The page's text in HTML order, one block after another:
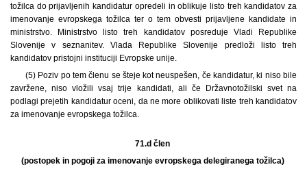
tožilca do prijavljenih kandidatur opredeli in oblikuje listo treh kandidatov za
imenovanje evropskega tožilca ter o tem obvesti prijavljene kandidate in
ministrstvo. Ministrstvo listo treh kandidatov posreduje Vladi Republike
Slovenije v seznanitev. Vlada Republike Slovenije predloži listo treh
kandidatov pristojni instituciji Evropske unije.
(5) Poziv po tem členu se šteje kot neuspešen, če kandidatur, ki niso bile
zavržene, niso vložili vsaj trije kandidati, ali če Državnotožilski svet na
podlagi prejetih kandidatur oceni, da ne more oblikovati liste treh kandidatov
za imenovanje evropskega tožilca.
71.d člen
(postopek in pogoji za imenovanje evropskega delegiranega tožilca)